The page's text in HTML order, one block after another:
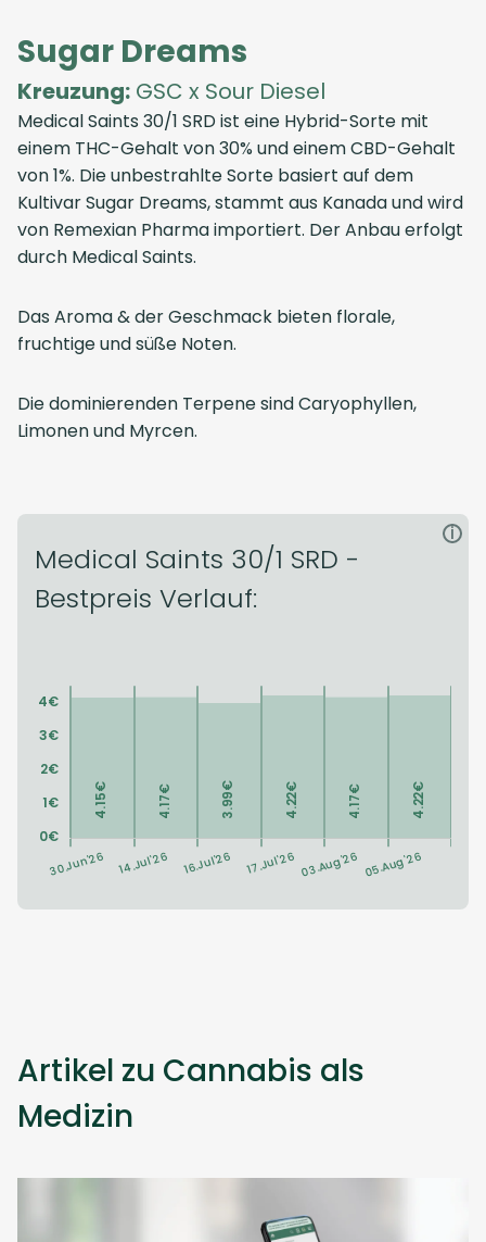
Sugar Dreams
Kreuzung: GSC x Sour Diesel
Medical Saints 30/1 SRD ist eine Hybrid-Sorte mit
einem THC-Gehalt von 30% und einem CBD-Gehalt
von 1%. Die unbestrahlte Sorte basiert auf dem
Kultivar Sugar Dreams, stammt aus Kanada und wird
von Remexian Pharma importiert. Der Anbau erfolgt
durch Medical Saints.
Das Aroma & der Geschmack bieten florale,
fruchtige und süße Noten.
Die dominierenden Terpene sind Caryophyllen,
Limonen und Myrcen.
Medical Saints 30/1 SRD -
Bestpreis Verlauf:
i
Artikel zu Cannabis als
Medizin